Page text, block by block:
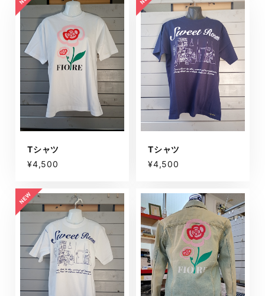
Tシャツ
¥4,500
Tシャツ
¥4,500